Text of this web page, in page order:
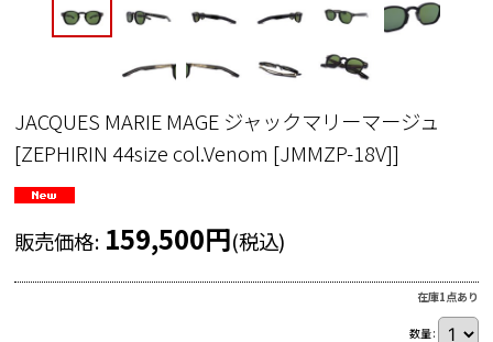
JACQUES MARIE MAGE ジャックマリーマージュ
[ZEPHIRIN 44size col.Venom [JMMZP-18V]]
販売価格: 159,500円(税込)
在庫1点あり
数量: